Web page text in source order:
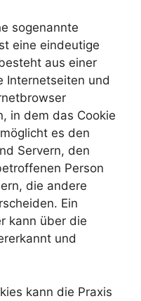
sogenannte
eine eindeutige
aus einer
Internetseiten und
in dem das Cookie
es den
Servern, den
Person
die andere
Ein
kann über die
und
kann die Praxis